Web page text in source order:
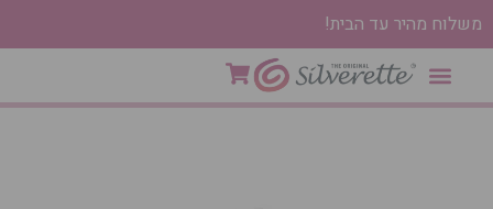
משלוח מהיר עד הבית!